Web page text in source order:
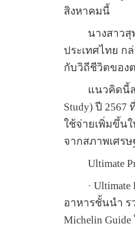
สิงหาคมนี้
นางสาว
ประเทศไทย ก
กับวิถีชีวิตของ
แนวคิดนี้
Study)ปี 2567
ใช้จ่ายเพิ่มขึ้น
จากสภาพเศร
Ultimate
·
อาหารชั้นนำ
Michelin Guide